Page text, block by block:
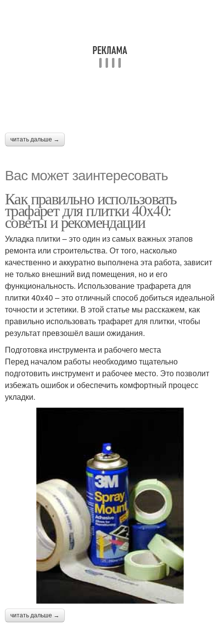
читать дальше →
Вас может заинтересовать
Как правильно использовать
трафарет для плитки 40x40:
советы и рекомендации
Укладка плитки – это один из самых важных этапов
ремонта или строительства. От того, насколько
качественно и аккуратно выполнена эта работа, зависит
не только внешний вид помещения, но и его
функциональность. Использование трафарета для
плитки 40x40 – это отличный способ добиться идеальной
точности и эстетики. В этой статье мы расскажем, как
правильно использовать трафарет для плитки, чтобы
результат превзошёл ваши ожидания.
Подготовка инструмента и рабочего места
Перед началом работы необходимо тщательно
подготовить инструмент и рабочее место. Это позволит
избежать ошибок и обеспечить комфортный процесс
укладки.
читать дальше →